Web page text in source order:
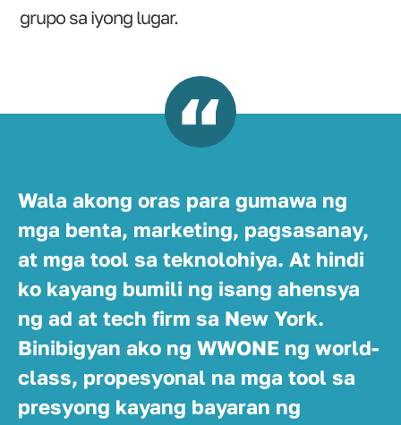
grupo sa iyong lugar.
Wala akong oras para gumawa ng
mga benta, marketing, pagsasanay,
at mga tool sa teknolohiya. At hindi
ko kayang bumili ng isang ahensya
ng ad at tech firm sa New York.
Binibigyan ako ng WWONE ng world-
class, propesyonal na mga tool sa
presyong kayang bayaran ng